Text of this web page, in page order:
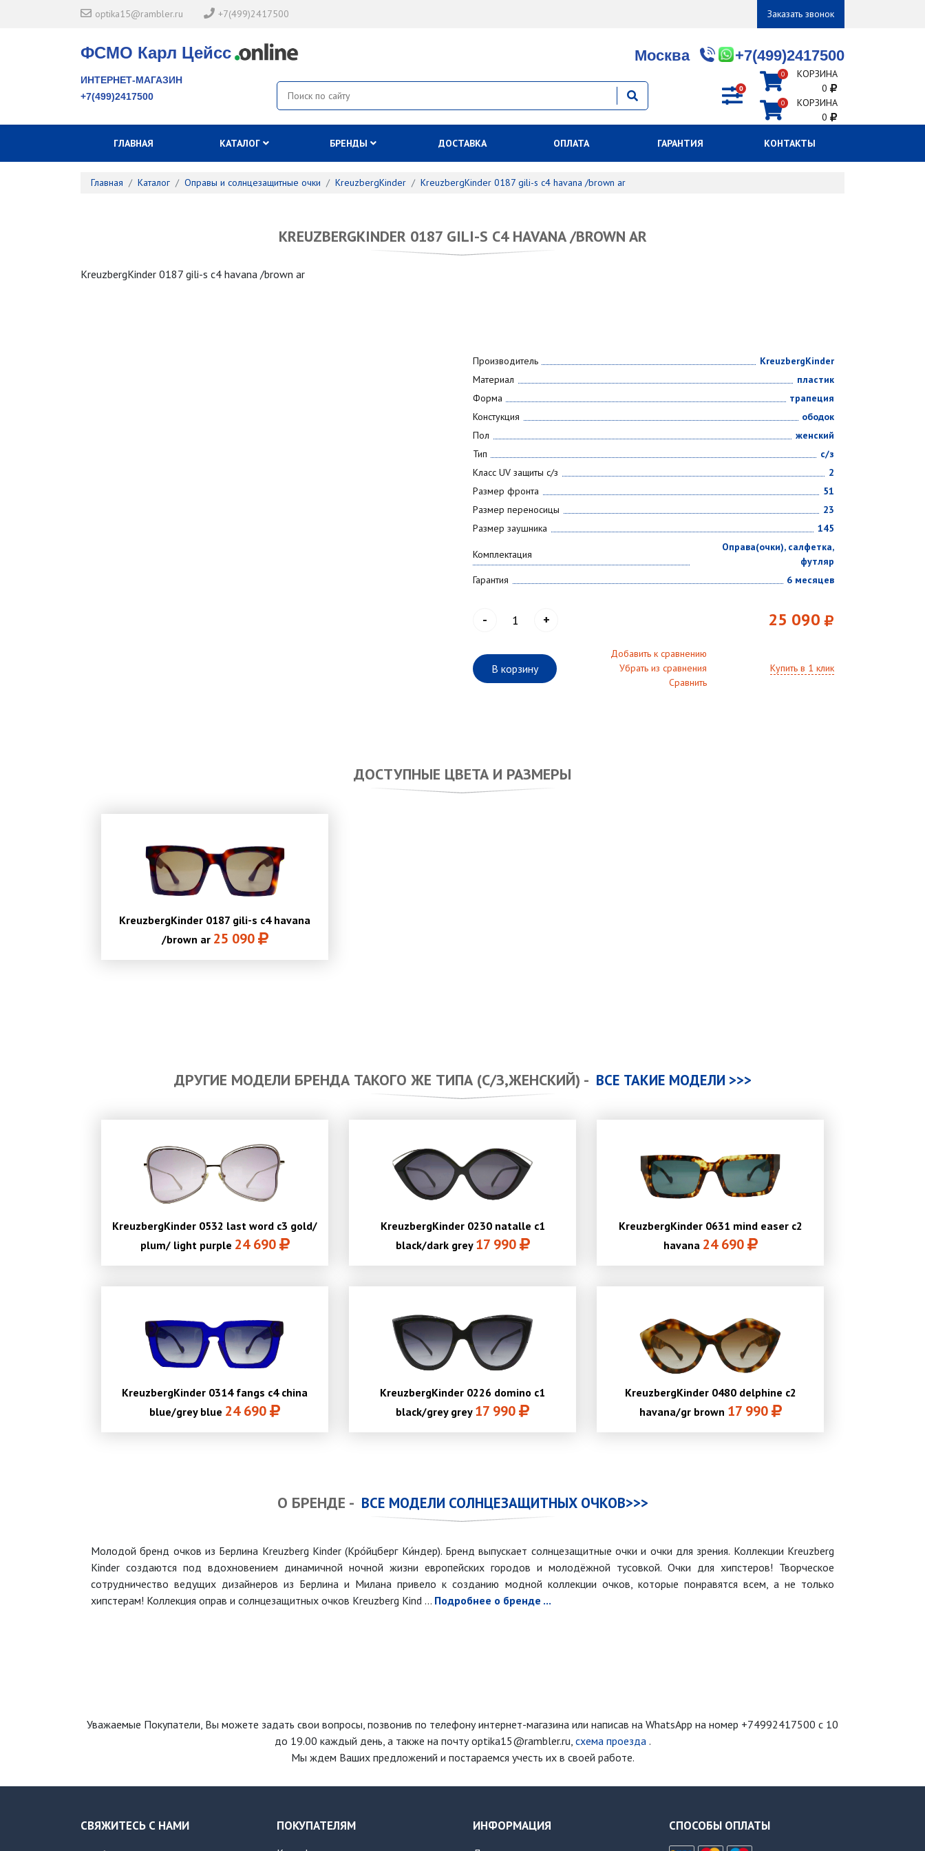
optika15@rambler.ru +7(499)2417500 Заказать звонок
ФСМО Карл Цейсс +7(499)2417500
Москва
ИНТЕРНЕТ-МАГАЗИН
+7(499)2417500
0
0
КОРЗИНА
0
0
КОРЗИНА
0
ГЛАВНАЯ КАТАЛОГ БРЕНДЫ ДОСТАВКА ОПЛАТА ГАРАНТИЯ КОНТАКТЫ
Главная Каталог Оправы и солнцезащитные очки KreuzbergKinder KreuzbergKinder 0187 gili-s c4 havana /brown ar
KREUZBERGKINDER 0187 GILI-S C4 HAVANA /BROWN AR
KreuzbergKinder 0187 gili-s c4 havana /brown ar
Производитель
KreuzbergKinder
Материал
пластик
Форма
трапеция
Констукция
ободок
Пол
женский
Тип
с/з
Класс UV защиты с/з
2
Размер фронта
51
Размер переносицы
23
Размер заушника
145
Комплектация
Оправа(очки), салфетка,
футляр
Гарантия
6 месяцев
- + 25 090
В корзину
Добавить к сравнению
Убрать из сравнения
Сравнить
Купить в 1 клик
ДОСТУПНЫЕ ЦВЕТА И РАЗМЕРЫ
KreuzbergKinder 0187 gili-s c4 havana
/brown ar 25 090
ДРУГИЕ МОДЕЛИ БРЕНДА ТАКОГО ЖЕ ТИПА (С/З,ЖЕНСКИЙ) - ВСЕ ТАКИЕ МОДЕЛИ >>>
KreuzbergKinder 0532 last word c3 gold/
plum/ light purple 24 690
KreuzbergKinder 0230 natalle c1
black/dark grey 17 990
KreuzbergKinder 0631 mind easer c2
havana 24 690
KreuzbergKinder 0314 fangs c4 china
blue/grey blue 24 690
KreuzbergKinder 0226 domino c1
black/grey grey 17 990
KreuzbergKinder 0480 delphine c2
havana/gr brown 17 990
О БРЕНДЕ - ВСЕ МОДЕЛИ СОЛНЦЕЗАЩИТНЫХ ОЧКОВ>>>
Молодой бренд очков из Берлина Kreuzberg Kinder (Кро́йцберг Ки́ндер). Бренд выпускает солнцезащитные очки и очки для зрения. Коллекции Kreuzberg
Kinder создаются под вдохновением динамичной ночной жизни европейских городов и молодёжной тусовкой. Очки для хипстеров! Творческое
сотрудничество ведущих дизайнеров из Берлина и Милана привело к созданию модной коллекции очков, которые понравятся всем, а не только
хипстерам! Коллекция оправ и солнцезащитных очков Kreuzberg Kind ... Подробнее о бренде ...
Уважаемые Покупатели, Вы можете задать свои вопросы, позвонив по телефону интернет-магазина или написав на WhatsApp на номер +74992417500 с 10
до 19.00 каждый день, а также на почту optika15@rambler.ru, схема проезда.
Мы ждем Ваших предложений и постараемся учесть их в своей работе.
СВЯЖИТЕСЬ С НАМИ ПОКУПАТЕЛЯМ ИНФОРМАЦИЯ СПОСОБЫ ОПЛАТЫ